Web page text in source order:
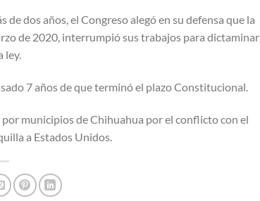
dos años, el Congreso alegó en su defensa que la
de 2020, interrumpió sus trabajos para dictaminar
ley.
7 años de que terminó el plazo Constitucional.
municipios de Chihuahua por el conflicto con el
a Estados Unidos.